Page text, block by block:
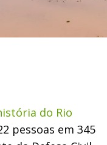
do Rio
pessoas em 345